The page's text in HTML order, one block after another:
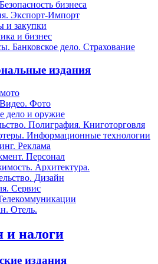
бизнеса
Экспорт-Импорт
и закупки
и бизнес
Банковское дело. Страхование
издания
Фото
дело и оружие
Полиграфия. Книготорговля
Информационные технологии
Реклама
Персонал
Архитектура.
Дизайн
Сервис
Отель.
и налоги
издания